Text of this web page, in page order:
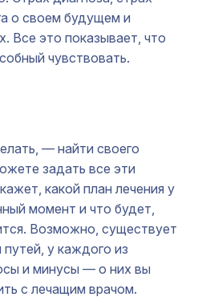
о своем будущем и
Все это показывает, что
чувствовать.
— найти своего
задать все эти
какой план лечения у
момент и что будет,
Возможно, существует
у каждого из
и минусы — о них вы
с лечащим врачом.